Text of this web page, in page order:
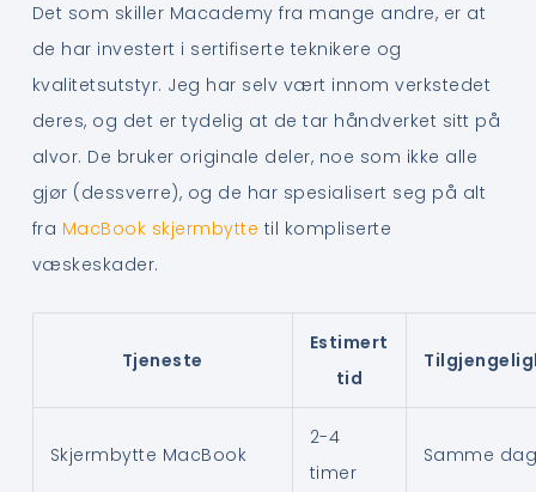
Det som skiller Macademy fra mange andre, er at
de har investert i sertifiserte teknikere og
kvalitetsutstyr. Jeg har selv vært innom verkstedet
deres, og det er tydelig at de tar håndverket sitt på
alvor. De bruker originale deler, noe som ikke alle
gjør (dessverre), og de har spesialisert seg på alt
fra MacBook skjermbytte til kompliserte
væskeskader.
Tjeneste
Estimert
tid
Skjermbytte MacBook
2-4
timer
Samme